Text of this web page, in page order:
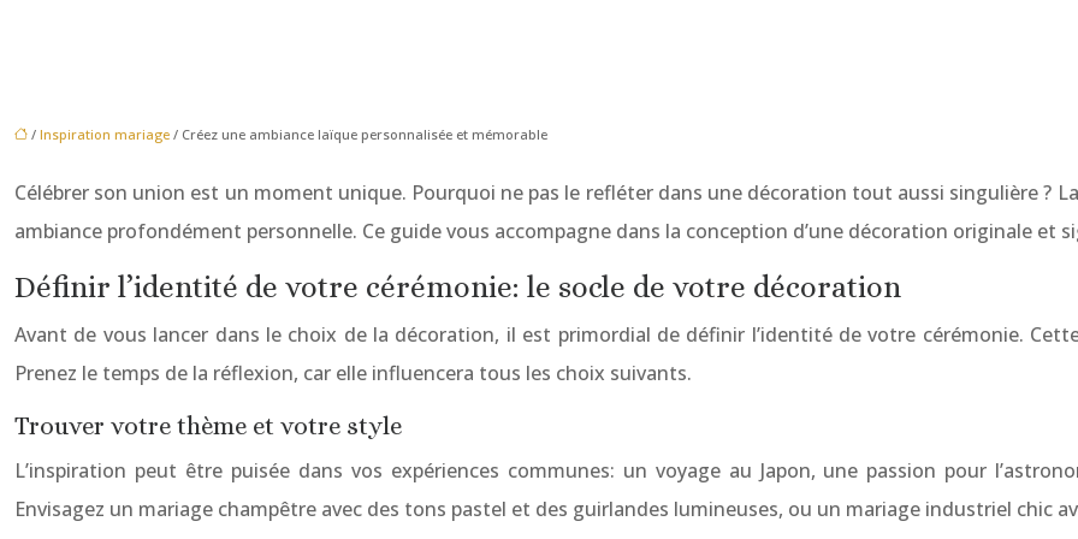
/ Inspiration mariage / Créez une ambiance laïque personnalisée et mémorable
Célébrer son union est un moment unique. Pourquoi ne pas le refléter dans une décoration tout aussi singulière ?
ambiance profondément personnelle. Ce guide vous accompagne dans la conception d’une décoration originale et
Définir l’identité de votre cérémonie: le socle de votre décoration
Avant de vous lancer dans le choix de la décoration, il est primordial de définir l’identité de votre cérémonie.
Prenez le temps de la réflexion, car elle influencera tous les choix suivants.
Trouver votre thème et votre style
L’inspiration peut être puisée dans vos expériences communes: un voyage au Japon, une passion pour
Envisagez un mariage champêtre avec des tons pastel et des guirlandes lumineuses, ou un mariage industriel chic